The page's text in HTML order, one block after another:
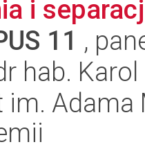
i
11 ,
hab.
im.